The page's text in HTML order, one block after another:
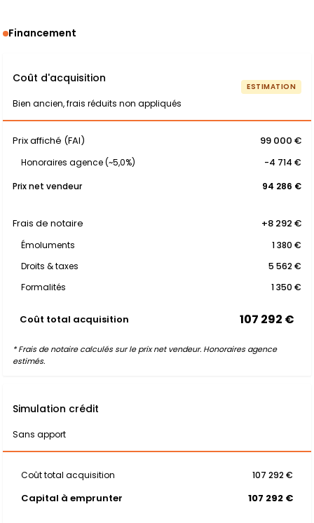
Financement
Coût d'acquisition
Bien ancien, frais réduits non appliqués
ESTIMATION
Prix affiché (FAI) 99 000 €
Honoraires agence (~5,0%)
-4 714 €
Prix net vendeur
94 286 €
Frais de notaire +8 292 €
Émoluments
1 380 €
Droits & taxes
5 562 €
Formalités
1 350 €
Coût total acquisition 107 292 €
* Frais de notaire calculés sur le prix net vendeur. Honoraires agence
estimés.
Simulation crédit
Sans apport
Coût total acquisition 107 292 €
Capital à emprunter 107 292 €